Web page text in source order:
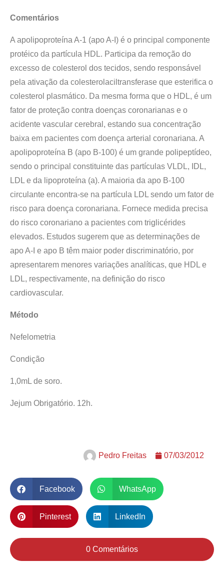
Comentários
A apolipoproteína A-1 (apo A-I) é o principal componente
protéico da partícula HDL. Participa da remoção do
excesso de colesterol dos tecidos, sendo responsável
pela ativação da colesterolaciltransferase que esterifica o
colesterol plasmático. Da mesma forma que o HDL, é um
fator de proteção contra doenças coronarianas e o
acidente vascular cerebral, estando sua concentração
baixa em pacientes com doença arterial coronariana. A
apolipoproteína B (apo B-100) é um grande polipeptídeo,
sendo o principal constituinte das partículas VLDL, IDL,
LDL e da lipoproteína (a). A maioria da apo B-100
circulante encontra-se na partícula LDL sendo um fator de
risco para doença coronariana. Fornece medida precisa
do risco coronariano a pacientes com triglicérides
elevados. Estudos sugerem que as determinações de
apo A-I e apo B têm maior poder discriminatório, por
apresentarem menores variações analíticas, que HDL e
LDL, respectivamente, na definição do risco
cardiovascular.
Método
Nefelometria
Condição
1,0mL de soro.
Jejum Obrigatório. 12h.
Pedro Freitas 07/03/2012
Facebook WhatsApp
Pinterest LinkedIn
0 Comentários